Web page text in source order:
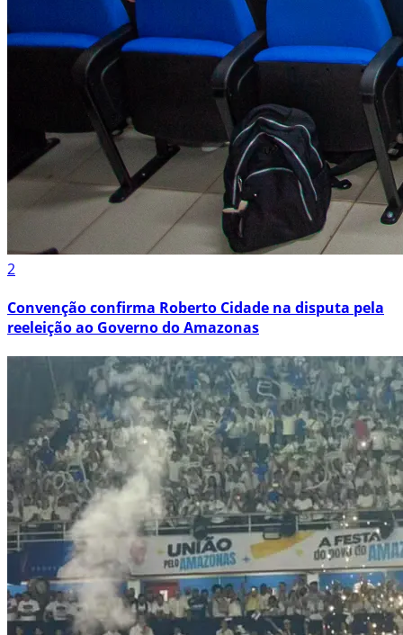
2
Convenção confirma Roberto Cidade na disputa pela
reeleição ao Governo do Amazonas